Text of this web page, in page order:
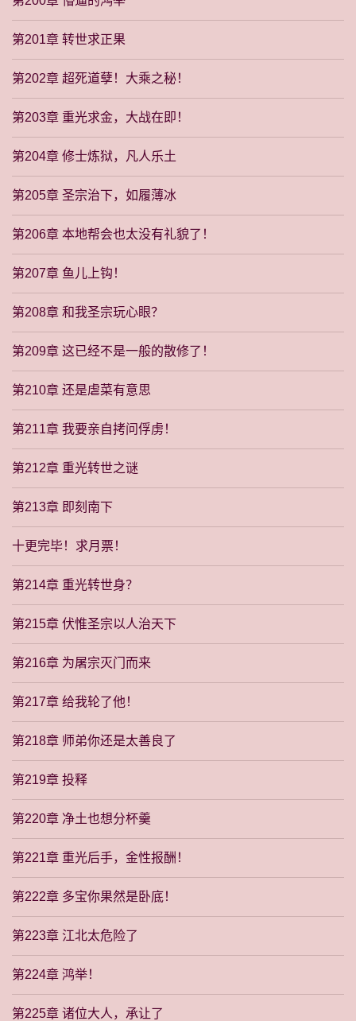
第201章 转世求正果
第202章 超死道孽！大乘之秘！
第203章 重光求金，大战在即！
第204章 修士炼狱，凡人乐土
第205章 圣宗治下，如履薄冰
第206章 本地帮会也太没有礼貌了！
第207章 鱼儿上钩！
第208章 和我圣宗玩心眼？
第209章 这已经不是一般的散修了！
第210章 还是虐菜有意思
第211章 我要亲自拷问俘虏！
第212章 重光转世之谜
第213章 即刻南下
十更完毕！求月票！
第214章 重光转世身？
第215章 伏惟圣宗以人治天下
第216章 为屠宗灭门而来
第217章 给我轮了他！
第218章 师弟你还是太善良了
第219章 投释
第220章 净土也想分杯羹
第221章 重光后手，金性报酬！
第222章 多宝你果然是卧底！
第223章 江北太危险了
第224章 鸿举！
第225章 诸位大人，承让了